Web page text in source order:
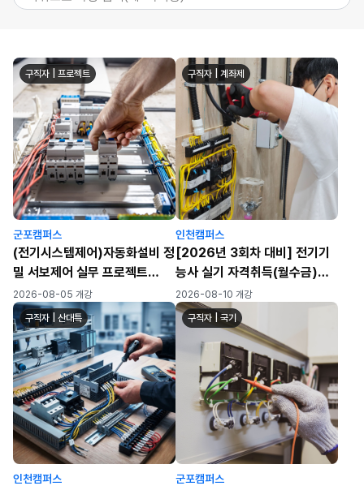
구직자 | 프로젝트
군포캠퍼스
(전기시스템제어)자동화설비 정
밀 서보제어 실무 프로젝트
(PLC/HMI/시퀸스)-A
2026-08-05 개강
구직자 | 계좌제
인천캠퍼스
[2026년 3회차 대비] 전기기
능사 실기 자격취득(월수금)
(72h)
2026-08-10 개강
구직자 | 산대특
인천캠퍼스
구직자 | 국기
군포캠퍼스